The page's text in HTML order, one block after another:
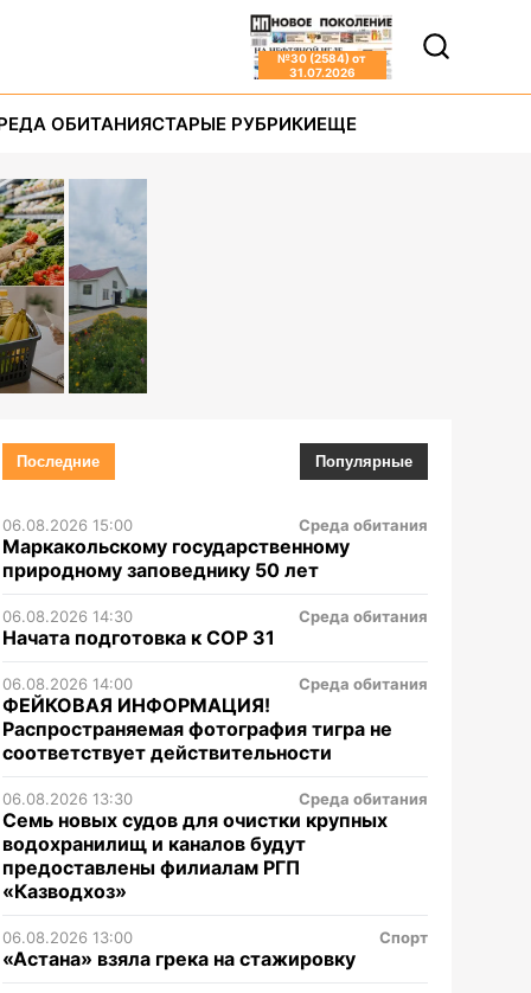
№30 (2584) от
31.07.2026
ОБИТАНИЯСТАРЫЕ РУБРИКИЕЩЕ
Последние Популярные
06.08.2026 15:00 Среда обитания
Маркакольскому государственному
природному заповеднику 50 лет
06.08.2026 14:30 Среда обитания
Начата подготовка к СОР 31
06.08.2026 14:00 Среда обитания
ФЕЙКОВАЯ ИНФОРМАЦИЯ!
Распространяемая фотография тигра не
соответствует действительности
06.08.2026 13:30 Среда обитания
Семь новых судов для очистки крупных
водохранилищ и каналов будут
предоставлены филиалам РГП
«Казводхоз»
06.08.2026 13:00 Спорт
«Астана» взяла грека на стажировку